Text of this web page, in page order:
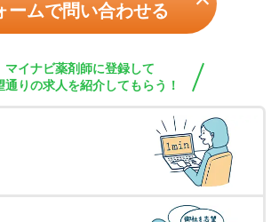
ームで問い合わせる
マイナビ薬剤師に登録して
通りの求人を紹介してもらう！